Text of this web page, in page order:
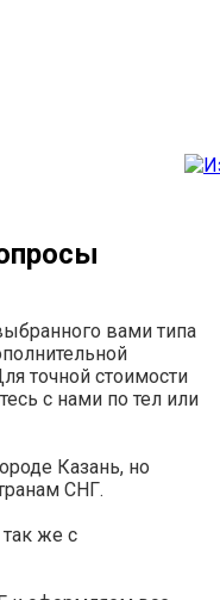
вами типа
точной стоимости
с нами по тел или
Казань, но
СНГ.
же с